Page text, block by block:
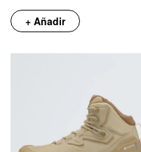
+ Añadir